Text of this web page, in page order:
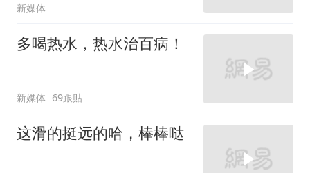
新媒体
多喝热水，热水治百病！
新媒体 69跟贴
这滑的挺远的哈，棒棒哒